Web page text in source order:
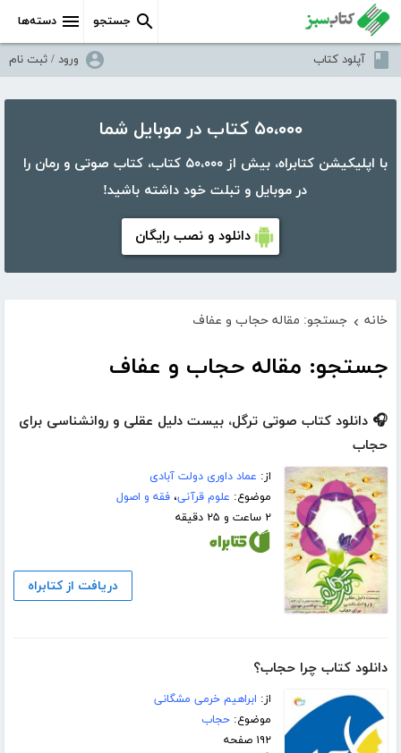
دسته‌ها جستجو
آپلود کتاب ورود / ثبت نام
۵۰،۰۰۰ کتاب در موبایل شما
با اپلیکیشن کتابراه، بیش از ۵۰،۰۰۰ کتاب، کتاب صوتی و رمان را
در موبایل و تبلت خود داشته باشید!
دانلود و نصب رایگان
خانه › جستجو: مقاله حجاب و عفاف
جستجو: مقاله حجاب و عفاف
🎧 دانلود کتاب صوتی ترگل، بیست دلیل عقلی و روانشناسی برای
حجاب
از: عماد داوری دولت آبادی
موضوع: علوم قرآنی،فقه و اصول
۲ ساعت و ۲۵ دقیقه
دریافت از کتابراه
دانلود کتاب چرا حجاب؟
از: ابراهیم خرمی مشگانی
موضوع:حجاب
۱۹۲ صفحه